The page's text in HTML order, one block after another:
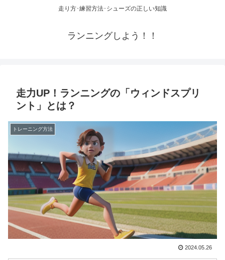
走り方･練習方法･シューズの正しい知識
ランニングしよう！！
走力UP！ランニングの「ウィンドスプリ
ント」とは？
トレーニング方法
2024.05.26